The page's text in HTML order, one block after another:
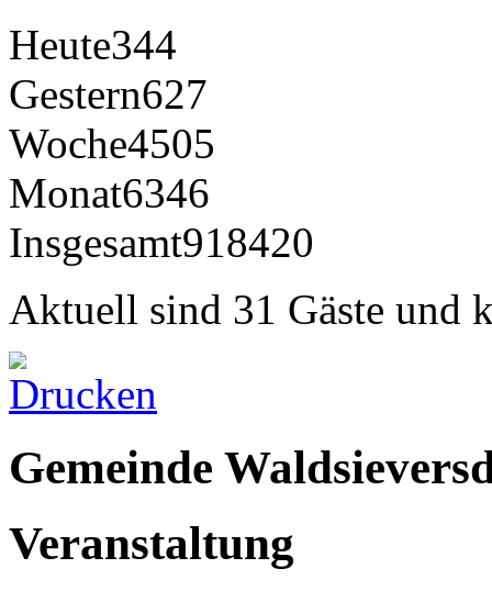
Heute344
Gestern627
Woche4505
Monat6346
Insgesamt918420
Aktuell sind 31 Gäste und
Gemeinde
Veranstaltung